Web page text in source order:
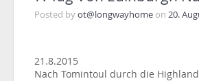
Posted byot@longwayhome on 20.
21.8.2015
Nach Tomintoul durch die